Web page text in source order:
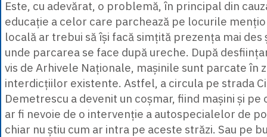
Este, cu adevărat, o problemă, în principal din
educație a celor care parchează pe locurile
locală ar trebui să își facă simțită prezența mai des
unde parcarea se face după ureche. După
vis de Arhivele Naționale, mașinile sunt parcate în
interdicțiilor existente. Astfel, a circula pe strada
Demetrescu a devenit un coșmar, fiind mașini și pe
ar fi nevoie de o intervenție a autospecialelor de
chiar nu știu cum ar intra pe aceste străzi. Sau pe